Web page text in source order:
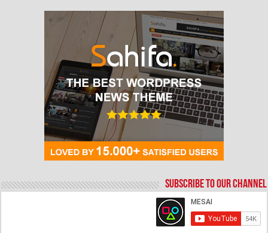
Subscribe to our Channel